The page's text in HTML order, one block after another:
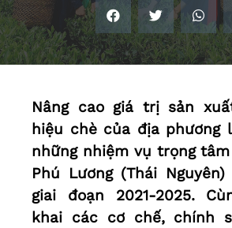
Nâng cao giá trị sản
hiệu chè của địa phương
những nhiệm vụ trọng
Phú Lương (Thái
giai đoạn 2021-2025.
khai các cơ chế, chính